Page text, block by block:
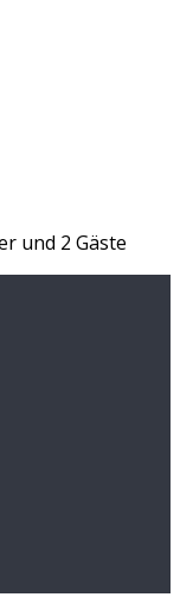
und 2 Gäste